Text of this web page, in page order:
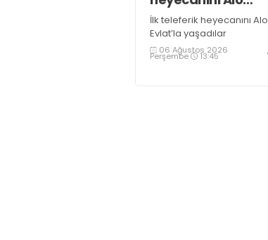
Evlat’la yaşadılar
İlk teleferik heyecanını Alo
Evlat’la yaşadılar
06 Ağustos 2026
Perşembe 13:45